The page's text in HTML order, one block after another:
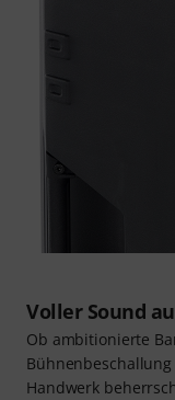
Voller Sound
Ob ambitionierte
Handwerk